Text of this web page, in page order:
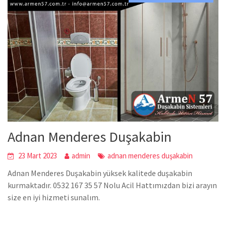
Adnan Menderes Duşakabin
23 Mart 2023 admin adnan menderes duşakabin
Adnan Menderes Duşakabin yüksek kalitede duşakabin
kurmaktadır. 0532 167 35 57 Nolu Acil Hattımızdan bizi arayın
size en iyi hizmeti sunalım.